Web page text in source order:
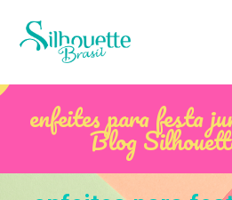
enfeites para festa
Blog